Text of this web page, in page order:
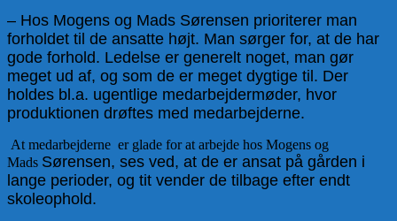
– Hos Mogens og Mads Sørensen prioriterer man
forholdet til de ansatte højt. Man sørger for, at de har
gode forhold. Ledelse er generelt noget, man gør
meget ud af, og som de er meget dygtige til. Der
holdes bl.a. ugentlige medarbejdermøder, hvor
produktionen drøftes med medarbejderne.
At medarbejderne er glade for at arbejde hos Mogens og
Mads Sørensen, ses ved, at de er ansat på gården i
lange perioder, og tit vender de tilbage efter endt
skoleophold.